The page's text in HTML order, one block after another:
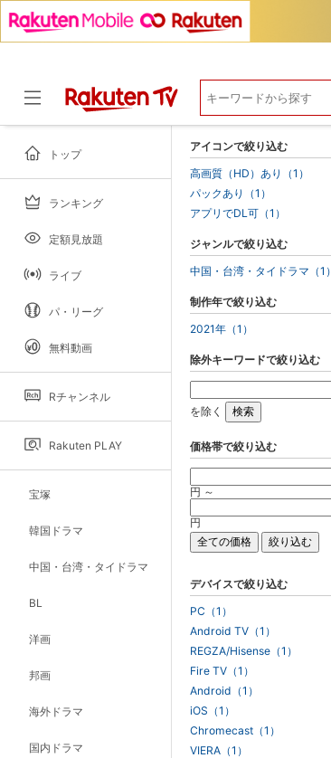
トップ
ランキング
定額見放題
ライブ
パ・リーグ
無料動画
Rチャンネル
Rakuten PLAY
宝塚
韓国ドラマ
中国・台湾・タイドラマ
BL
洋画
邦画
海外ドラマ
国内ドラマ
アイコンで絞り込む
高画質（HD）あり（1）
パックあり（1）
アプリでDL可（1）
ジャンルで絞り込む
中国・台湾・タイドラマ（1）
制作年で絞り込む
2021年（1）
除外キーワードで絞り込む
を除く
価格帯で絞り込む
円 ～
円
デバイスで絞り込む
PC（1）
Android TV（1）
REGZA/Hisense（1）
Fire TV（1）
Android（1）
iOS（1）
Chromecast（1）
VIERA（1）